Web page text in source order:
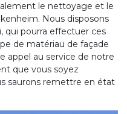
le nettoyage et le
Nous disposons
qui pourra effectuer ces
de matériau de façade
appel au service de notre
que vous soyez
saurons remettre en état